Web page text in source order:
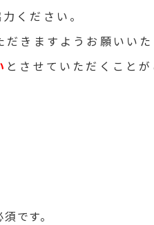
ください。
だきますようお願いいた
とさせていただくことが
です。